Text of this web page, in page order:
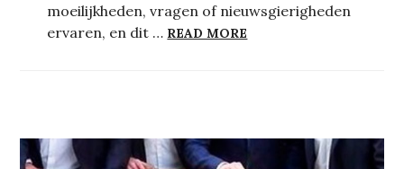
moeilijkheden, vragen of nieuwsgierigheden
ervaren, en dit … READ MORE